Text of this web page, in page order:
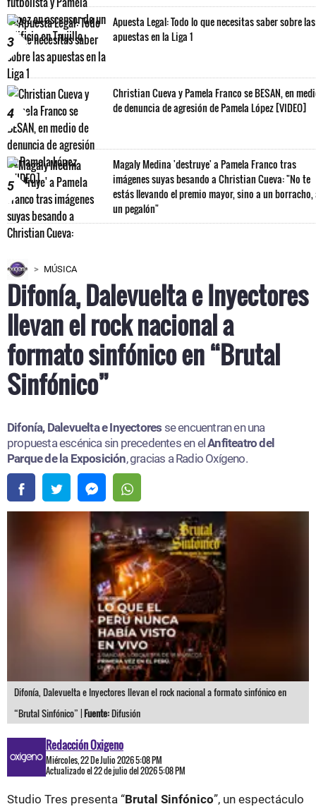
3
Apuesta Legal: Todo lo que necesitas saber sobre las
apuestas en la Liga 1
4
Christian Cueva y Pamela Franco se BESAN, en
de denuncia de agresión de Pamela López [VIDEO]
5
Magaly Medina 'destruye' a Pamela Franco tras
imágenes suyas besando a Christian Cueva: "No te
estás llevando el premio mayor, sino a un borracho,
un pegalón"
MÚSICA
Difonía, Dalevuelta e Inyectores
llevan el rock nacional a
formato sinfónico en “Brutal
Sinfónico”
Difonía, Dalevuelta e Inyectores se encuentran en una
propuesta escénica sin precedentes en elAnfiteatro del
Parque de la Exposición, gracias a Radio Oxígeno.
Difonía, Dalevuelta e Inyectores llevan el rock nacional a formato sinfónico en
“Brutal Sinfónico” |Fuente:Difusión
Redacción Oxigeno
Miércoles, 22 De Julio 2026 5:08 PM
Actualizado el 22 de julio del 2026 5:08 PM
Studio Tres presenta “Brutal Sinfónico”, un espectáculo